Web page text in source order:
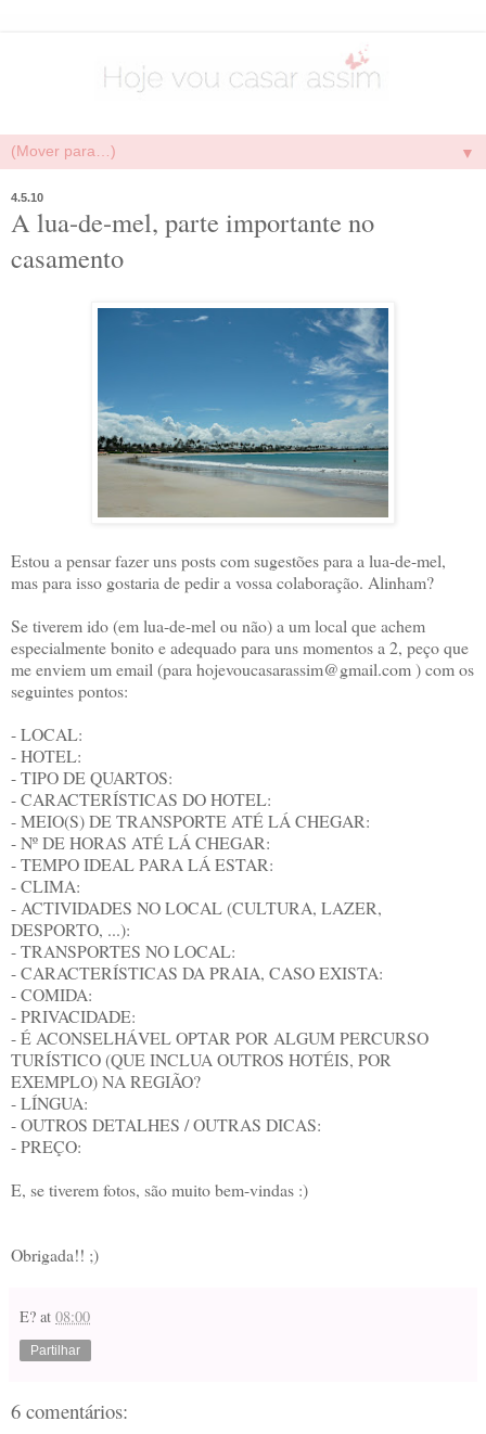
▼
4.5.10
A lua-de-mel, parte importante no
casamento
Estou a pensar fazer uns posts com sugestões para a lua-de-mel,
mas para isso gostaria de pedir a vossa colaboração. Alinham?
Se tiverem ido (em lua-de-mel ou não) a um local que achem
especialmente bonito e adequado para uns momentos a 2, peço que
me enviem um email (para hojevoucasarassim@gmail.com ) com os
seguintes pontos:
- LOCAL:
- HOTEL:
- TIPO DE QUARTOS:
- CARACTERÍSTICAS DO HOTEL:
- MEIO(S) DE TRANSPORTE ATÉ LÁ CHEGAR:
- Nº DE HORAS ATÉ LÁ CHEGAR:
- TEMPO IDEAL PARA LÁ ESTAR:
- CLIMA:
- ACTIVIDADES NO LOCAL (CULTURA, LAZER,
DESPORTO, ...):
- TRANSPORTES NO LOCAL:
- CARACTERÍSTICAS DA PRAIA, CASO EXISTA:
- COMIDA:
- PRIVACIDADE:
- É ACONSELHÁVEL OPTAR POR ALGUM PERCURSO
TURÍSTICO (QUE INCLUA OUTROS HOTÉIS, POR
EXEMPLO) NA REGIÃO?
- LÍNGUA:
- OUTROS DETALHES / OUTRAS DICAS:
- PREÇO:
E, se tiverem fotos, são muito bem-vindas :)
Obrigada!! ;)
E? at 08:00
Partilhar
6 comentários: